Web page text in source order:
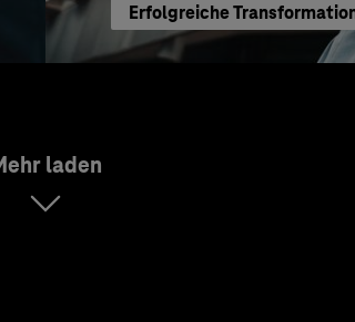
Erfolgreiche
laden